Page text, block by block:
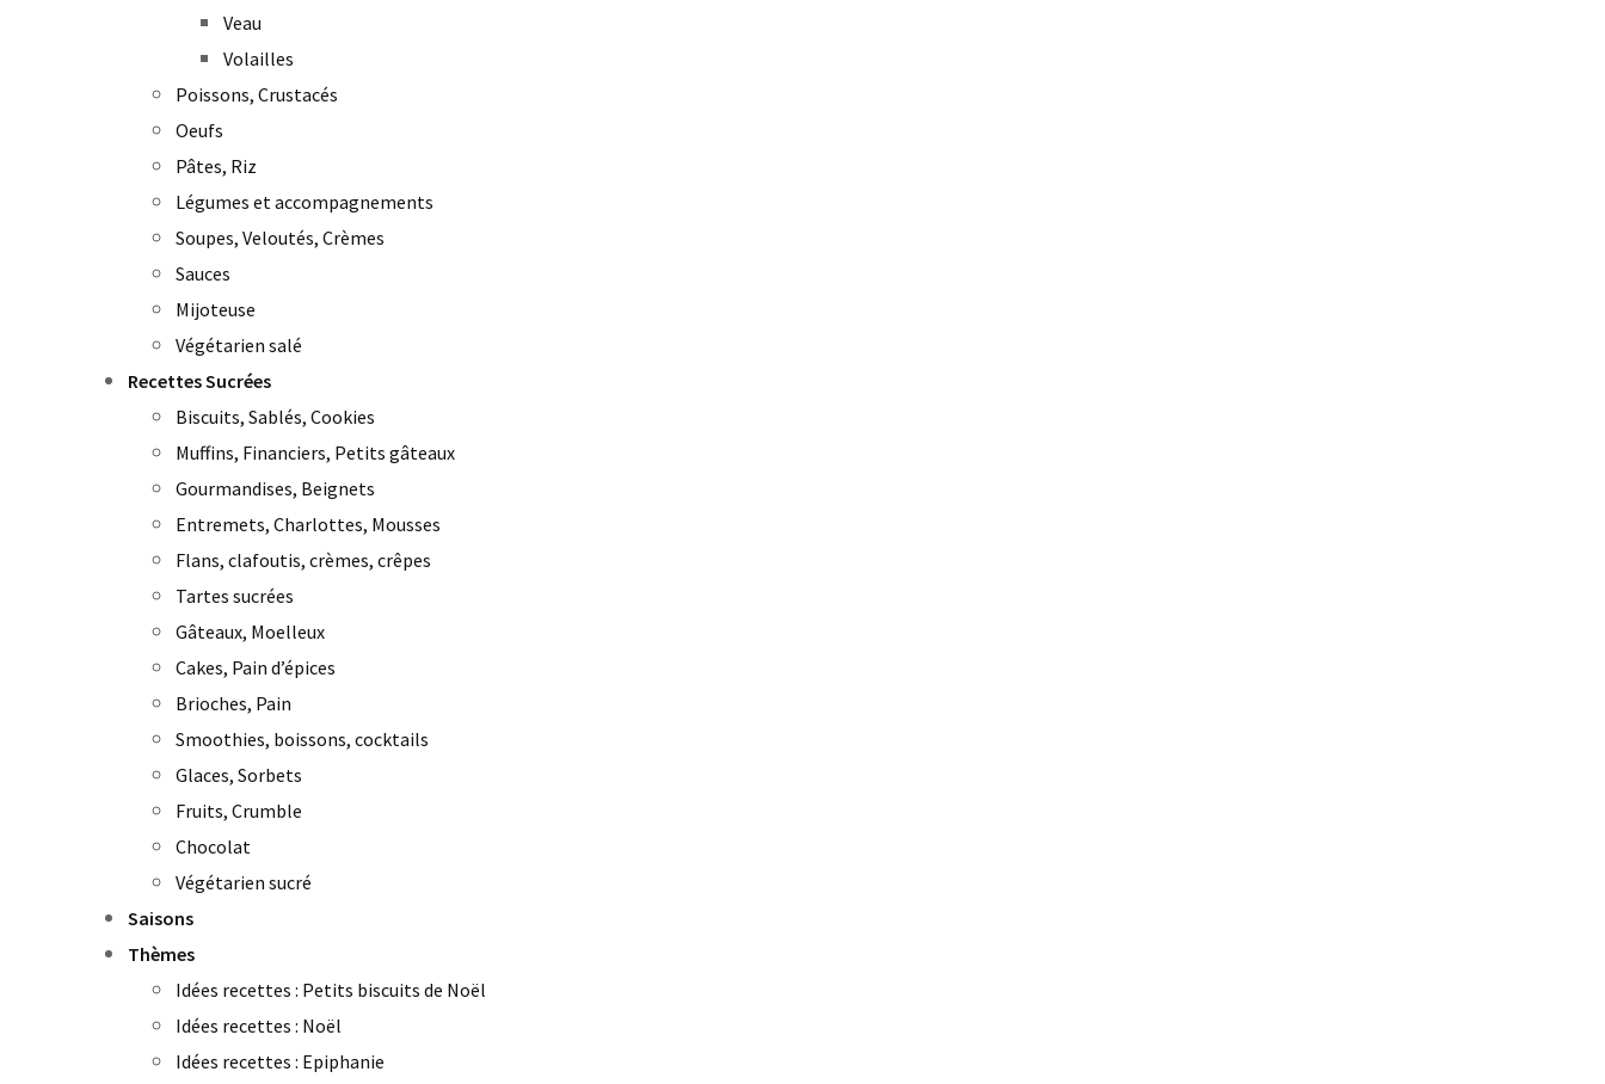
Veau
Volailles
Poissons, Crustacés
Oeufs
Pâtes, Riz
Légumes et accompagnements
Soupes, Veloutés, Crèmes
Sauces
Mijoteuse
Végétarien salé
Recettes Sucrées
Biscuits, Sablés, Cookies
Muffins, Financiers, Petits gâteaux
Gourmandises, Beignets
Entremets, Charlottes, Mousses
Flans, clafoutis, crèmes, crêpes
Tartes sucrées
Gâteaux, Moelleux
Cakes, Pain d’épices
Brioches, Pain
Smoothies, boissons, cocktails
Glaces, Sorbets
Fruits, Crumble
Chocolat
Végétarien sucré
Saisons
Thèmes
Idées recettes : Petits biscuits de Noël
Idées recettes : Noël
Idées recettes : Epiphanie